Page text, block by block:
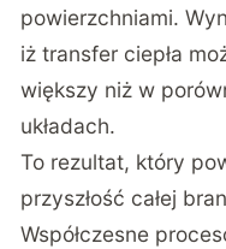
powierzchniami.
iż transfer ciepła
większy niż w
układach.
To rezultat, który
przyszłość całej
Współczesne